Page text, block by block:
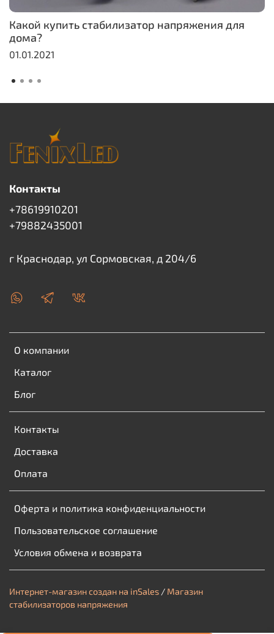
Какой купить стабилизатор напряжения для
дома?
01.01.2021
О компании
Каталог
Блог
Контакты
Доставка
Оплата
Оферта и политика конфиденциальности
Пользовательское соглашение
Условия обмена и возврата
Контакты
+78619910201
+79882435001
г Краснодар, ул Сормовская, д 204/6
Интернет-магазин создан на inSales / Магазин
стабилизаторов напряжения